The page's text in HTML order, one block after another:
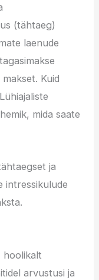
(tähtaeg)
laenude
Kuid
mida saate
ja
intressikulude
hoolikalt
arvustusi ja